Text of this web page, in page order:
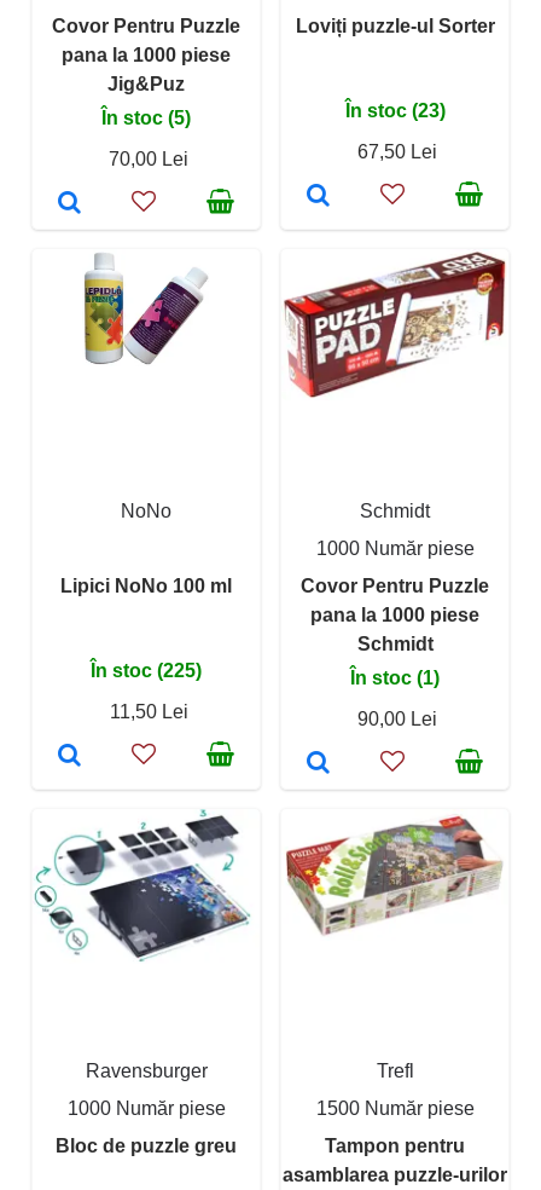
Covor Pentru Puzzle
pana la 1000 piese
Jig&Puz
În stoc (5)
70,00 Lei
Loviți puzzle-ul Sorter
În stoc (23)
67,50 Lei
NoNo
Lipici NoNo 100 ml
În stoc (225)
11,50 Lei
Schmidt
1000 Număr piese
Covor Pentru Puzzle
pana la 1000 piese
Schmidt
În stoc (1)
90,00 Lei
Ravensburger
1000 Număr piese
Bloc de puzzle greu
Trefl
1500 Număr piese
Tampon pentru
asamblarea puzzle-urilor